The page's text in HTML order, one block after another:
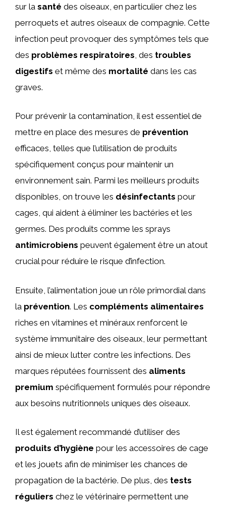
sur la santé des oiseaux, en particulier chez les
perroquets et autres oiseaux de compagnie. Cette
infection peut provoquer des symptômes tels que
des problèmes respiratoires , des troubles
digestifs et même des mortalité dans les cas
graves.
Pour prévenir la contamination, il est essentiel de
mettre en place des mesures de prévention
efficaces, telles que l’utilisation de produits
spécifiquement conçus pour maintenir un
environnement sain. Parmi les meilleurs produits
disponibles, on trouve les désinfectants pour
cages, qui aident à éliminer les bactéries et les
germes. Des produits comme les sprays
antimicrobiens peuvent également être un atout
crucial pour réduire le risque d’infection.
Ensuite, l’alimentation joue un rôle primordial dans
la prévention. Les compléments alimentaires
riches en vitamines et minéraux renforcent le
système immunitaire des oiseaux, leur permettant
ainsi de mieux lutter contre les infections. Des
marques réputées fournissent des aliments
premium spécifiquement formulés pour répondre
aux besoins nutritionnels uniques des oiseaux.
Il est également recommandé d’utiliser des
produits d’hygiène pour les accessoires de cage
et les jouets afin de minimiser les chances de
propagation de la bactérie. De plus, des tests
réguliers chez le vétérinaire permettent une